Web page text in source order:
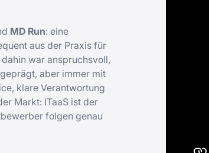
MD Run: eine
aus der Praxis für
war anspruchsvoll,
aber immer mit
klare Verantwortung
Markt: ITaaS ist der
folgen genau